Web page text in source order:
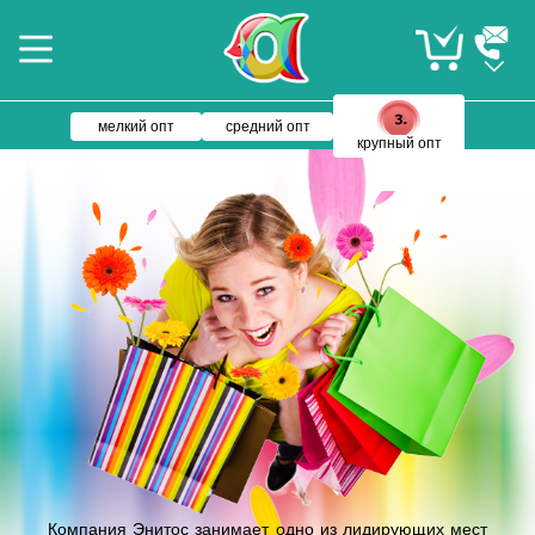
мелкий опт
средний опт
крупный опт
Компания Энитос занимает одно из лидирующих мест